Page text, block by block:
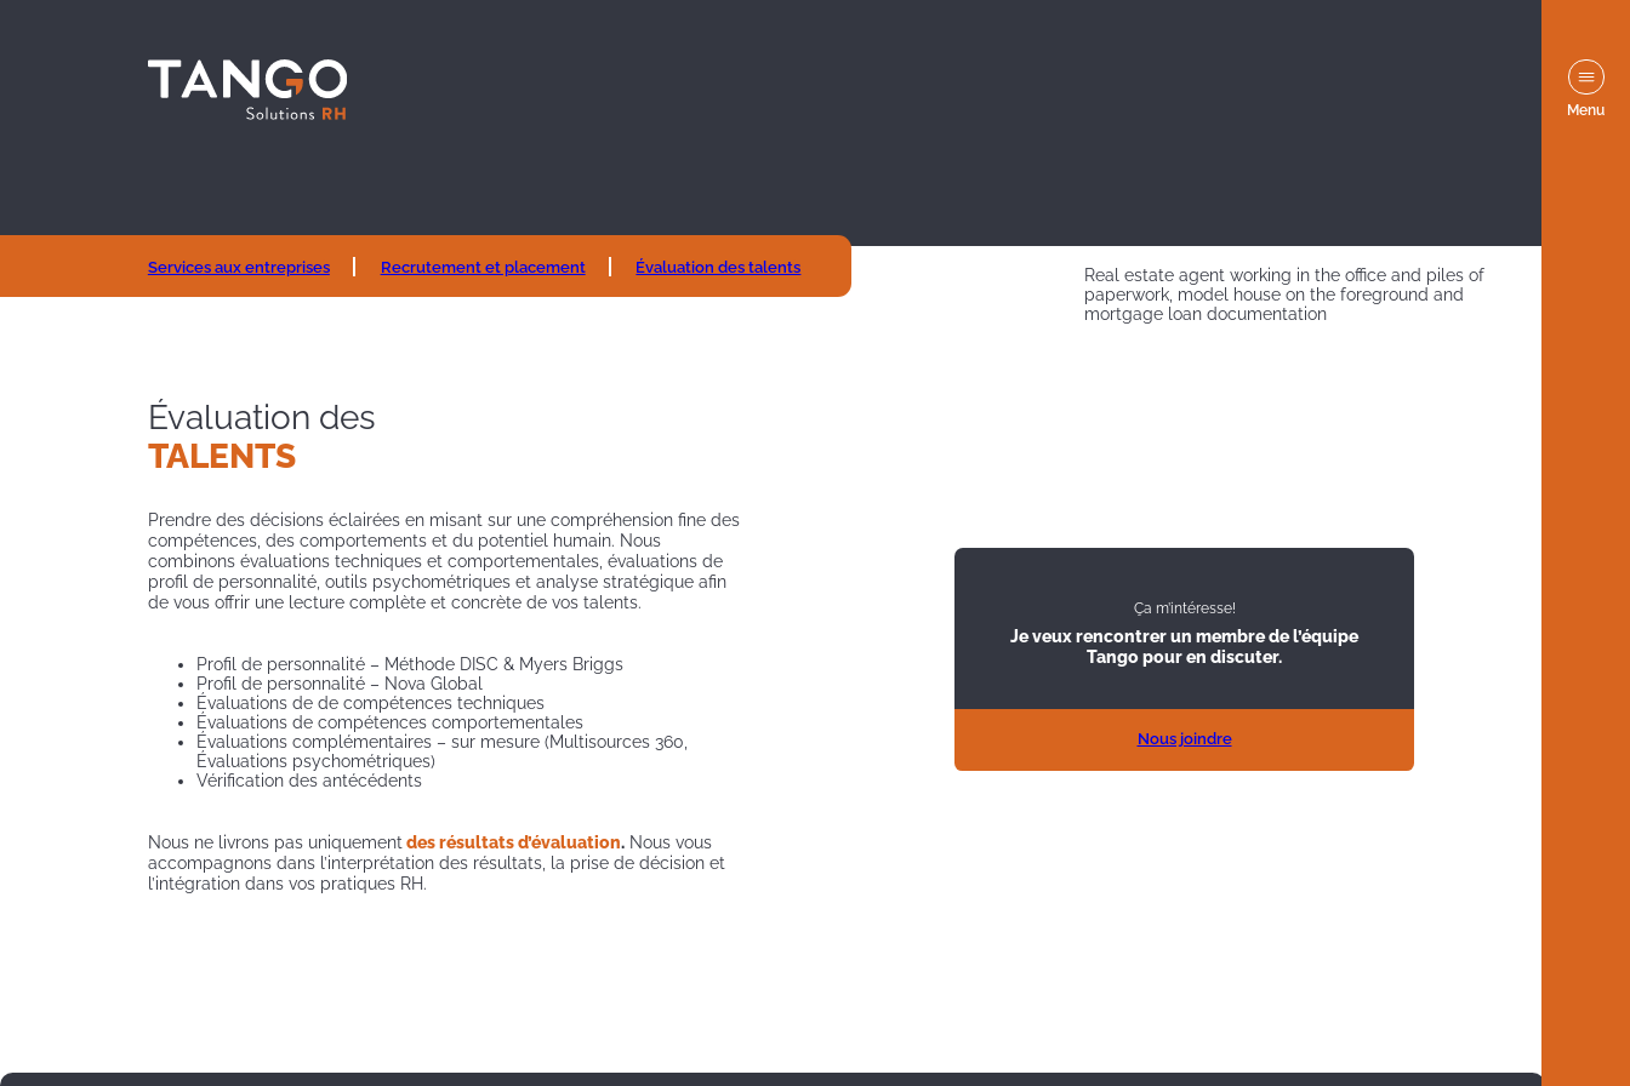
Menu
Services aux entreprises Recrutement et placement Évaluation des talents
Évaluation des
TALENTS
Prendre des décisions éclairées en misant sur une compréhension fine des
compétences, des comportements et du potentiel humain. Nous
combinons évaluations techniques et comportementales, évaluations de
profil de personnalité, outils psychométriques et analyse stratégique afin
de vous offrir une lecture complète et concrète de vos talents.
Profil de personnalité – Méthode DISC & Myers Briggs
Profil de personnalité – Nova Global
Évaluations de de compétences techniques
Évaluations de compétences comportementales
Évaluations complémentaires – sur mesure (Multisources 360,
Évaluations psychométriques)
Vérification des antécédents
Nous ne livrons pas uniquementdes résultats d’évaluation.Nous vous
accompagnons dans l’interprétation des résultats, la prise de décision et
l’intégration dans vos pratiques RH.
Real estate agent working in the office and piles of
paperwork, model house on the foreground and
mortgage loan documentation
Ça m’intéresse!
Je veux rencontrer un membre de l’équipe
Tango pour en discuter.
Nous joindre